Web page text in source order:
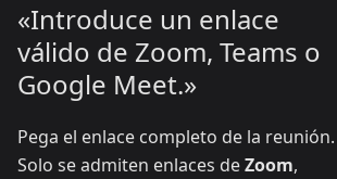
«Introduce un enlace
válido de Zoom, Teams o
Google Meet.»
Pega el enlace completo de la reunión.
Solo se admiten enlaces deZoom,